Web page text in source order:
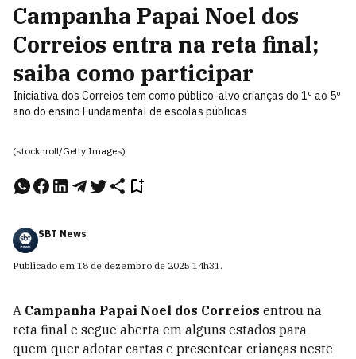
Campanha Papai Noel dos
Correios entra na reta final;
saiba como participar
Iniciativa dos Correios tem como público-alvo crianças do 1º ao 5º
ano do ensino Fundamental de escolas públicas
(stocknroll/Getty Images)
SBT News
Publicado em 18 de dezembro de 2025 14h31.
A Campanha Papai Noel dos Correios entrou na
reta final e segue aberta em alguns estados para
quem quer adotar cartas e presentear crianças neste